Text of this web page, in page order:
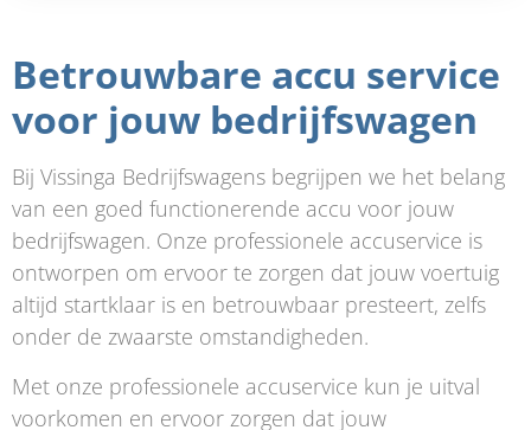
Betrouwbare accu service
voor jouw bedrijfswagen
Bij Vissinga Bedrijfswagens begrijpen we het belang
van een goed functionerende accu voor jouw
bedrijfswagen. Onze professionele accuservice is
ontworpen om ervoor te zorgen dat jouw voertuig
altijd startklaar is en betrouwbaar presteert, zelfs
onder de zwaarste omstandigheden.
Met onze professionele accuservice kun je uitval
voorkomen en ervoor zorgen dat jouw